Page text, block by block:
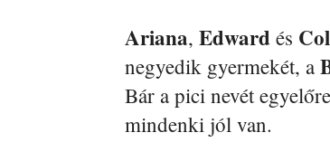
Ariana, Edward és
negyedik gyermekét, a
Bár a pici nevét
mindenki jól van.